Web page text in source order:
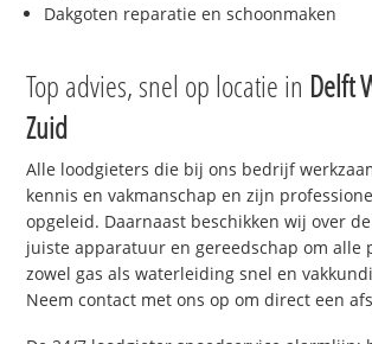
Dakgoten reparatie en schoonmaken
Top advies, snel op locatie in Delft
Zuid
Alle loodgieters die bij ons bedrijf
kennis en vakmanschap en zijn
opgeleid. Daarnaast beschikken wij over
juiste apparatuur en gereedschap om alle
zowel gas als waterleiding snel en
Neem contact met ons op om direct een